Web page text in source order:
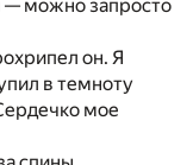
— можно запросто
он. Я
в темноту
мое